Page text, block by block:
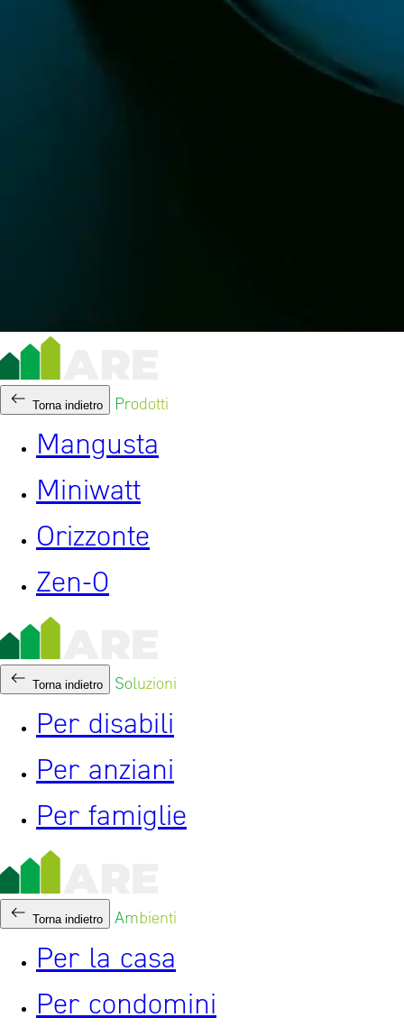
Torna indietro Prodotti
Mangusta
Miniwatt
Orizzonte
Zen-0
Torna indietro Soluzioni
Per disabili
Per anziani
Per famiglie
Torna indietro Ambienti
Per la casa
Per condomini